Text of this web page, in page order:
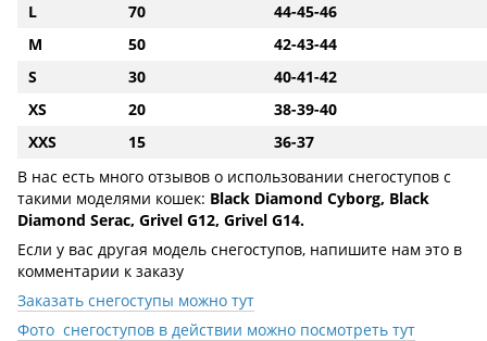
L
70
44-45-46
M
50
42-43-44
S
30
40-41-42
XS
20
38-39-40
XXS
15
36-37
В нас есть много отзывов о использовании снегоступов с
такими моделями кошек: Black Diamond Cyborg, Black
Diamond Serac, Grivel G12, Grivel G14.
Если у вас другая модель снегоступов, напишите нам это в
комментарии к заказу
Заказать снегоступы можно тут
Фото снегоступов в действии можно посмотреть тут